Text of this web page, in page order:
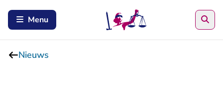
Menu
Nieuws